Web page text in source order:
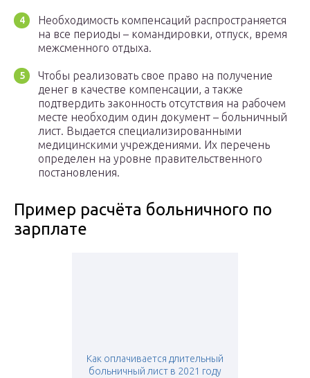
Необходимость компенсаций распространяется
на все периоды – командировки, отпуск, время
межсменного отдыха.
Чтобы реализовать свое право на получение
денег в качестве компенсации, а также
подтвердить законность отсутствия на рабочем
месте необходим один документ – больничный
лист. Выдается специализированными
медицинскими учреждениями. Их перечень
определен на уровне правительственного
постановления.
Пример расчёта больничного по
зарплате
Как оплачивается длительный
больничный лист в 2021 году